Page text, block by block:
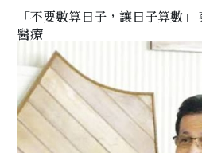
「不要數算日子，讓日子算數
醫療